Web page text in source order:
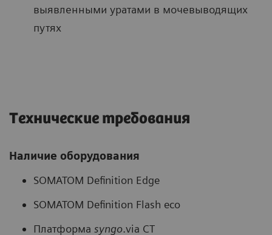
выявленными уратами в мочевыводящих
путях
Технические требования
Наличие оборудования
SOMATOM Definition Edge
SOMATOM Definition Flash eco
Платформа syngo.via CT